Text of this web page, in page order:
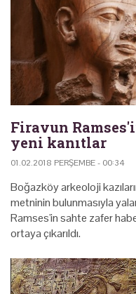
Firavun
yeni kanıtlar
01.02.2018 PERŞEMBE - 00:34
Boğazköy arkeoloji
metninin bulunmasıyla
Ramses'in sahte zafer
ortaya çıkarıldı.